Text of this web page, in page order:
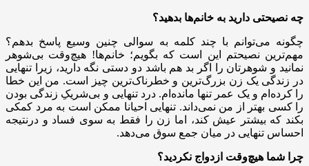
چه نصیحتی دارید به خانم‌ها بدهید؟
چگونه می‌توانم با چند کلمه به سوالی چنین وسیع پاسخ بدهم؟
مهم‌ترین نصیحتم این است که بگویم؛ خانم‌ها! هیچ‌وقت بی‌شوهر
نمانید و شوهرتان را اگر بد هم باشد دو دستی نگه دارید، زیرا تنهایی
در زندگی یک زن بزرگ‌ترین و خطرناک‌ترین چیز است. من این خطا
را کرده‌ام و یک عمر تنها مانده‌ام. درد تنهایی و بی‌شریکِ زندگی بودن
را کسی بهتر از من نمی‌داند. تنهایی احیانا ممکن است به مرد کمکی
بکند که بیشتر عیش کند، اما زن را فقط به سوی فساد و درنتیجه
احساس تنهایی در میان جمع سوق می‌دهد.
چرا شما هیچ‌وقت ازدواج نکردید؟